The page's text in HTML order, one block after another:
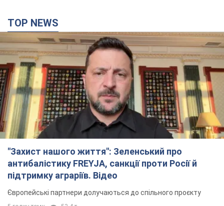
"Захист нашого життя": Зеленський про
антибалістику FREYJA, санкції проти Росії й
підтримку аграріїв. Відео
Європейські партнери долучаються до спільного проєкту
5 годин тому 53,4 т.
"Балістика вбиває людей": Сікорський закликав
обговорити перехоплення ворожих ракет над
Україною
Глава МЗС Польщі закликав до збиття російських ракет над